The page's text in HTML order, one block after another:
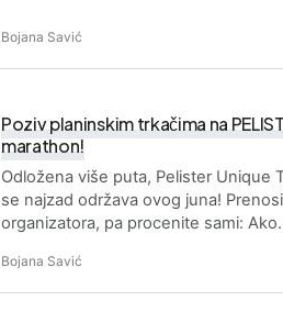
Bojana Savić
Poziv planinskim trkačima na
marathon!
Odložena više puta, Pelister Unique
se najzad održava ovog juna!
organizatora, pa procenite sami:
Bojana Savić